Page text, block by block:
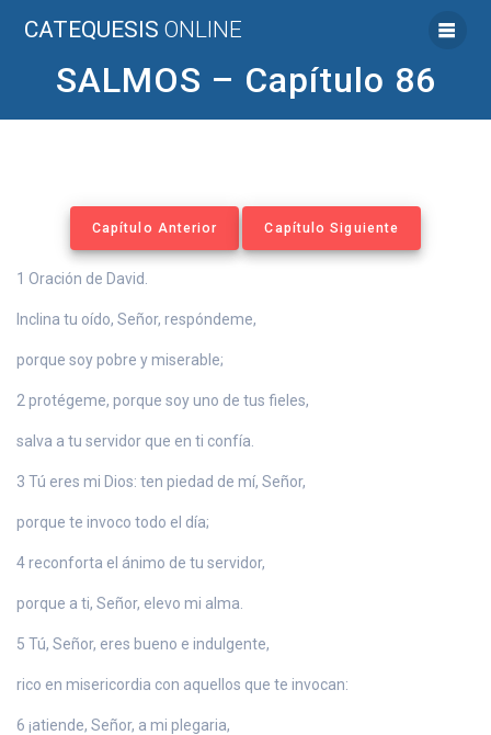
CATEQUESIS ONLINE
SALMOS – Capítulo 86
Capítulo Anterior Capítulo Siguiente
1 Oración de David.
Inclina tu oído, Señor, respóndeme,
porque soy pobre y miserable;
2 protégeme, porque soy uno de tus fieles,
salva a tu servidor que en ti confía.
3 Tú eres mi Dios: ten piedad de mí, Señor,
porque te invoco todo el día;
4 reconforta el ánimo de tu servidor,
porque a ti, Señor, elevo mi alma.
5 Tú, Señor, eres bueno e indulgente,
rico en misericordia con aquellos que te invocan:
6 ¡atiende, Señor, a mi plegaria,